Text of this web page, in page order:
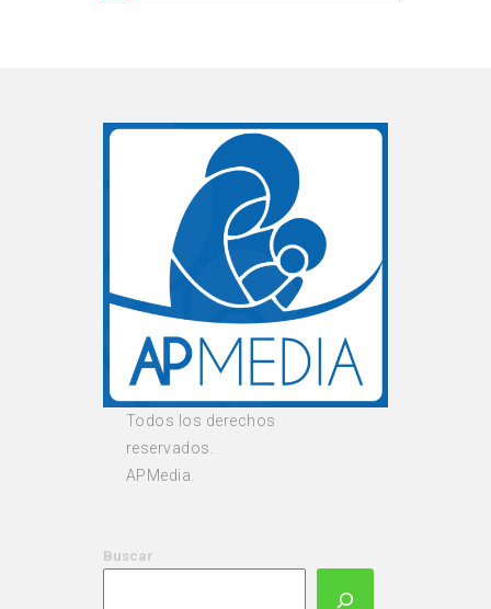
Todos los derechos
reservados.
APMedia.
Buscar